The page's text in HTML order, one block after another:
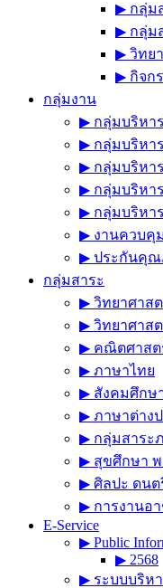
▶︎ กลุ่ม
▶︎ กลุ่ม
▶︎ วิทย
▶︎ กิจก
กลุ่มงาน
▶︎ กลุ่มบริหา
▶︎ กลุ่มบริหา
▶︎ กลุ่มบริหา
▶︎ กลุ่มบริหา
▶︎ กลุ่มบริหา
▶︎ งานควบคุ
▶︎ ประกันคุณ
กลุ่มสาระ
▶︎ วิทยาศาส
▶︎ วิทยาศาส
▶︎ คณิตศาสต
▶︎ ภาษาไทย
▶︎ สังคมศึกษ
▶︎ ภาษาต่าง
▶︎ กลุ่มสาระ
▶︎ สุขศึกษา
▶︎ ศิลปะ ดนต
▶︎ การงานอ
E-Service
▶︎ Public
▶︎ 2568
▶︎ ระบบบริหา